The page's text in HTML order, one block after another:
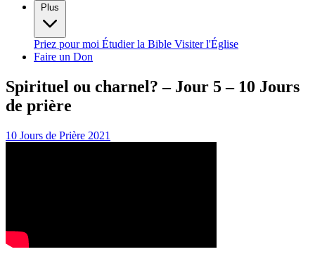
Plus
Priez pour moi Étudier la Bible Visiter l'Église
Faire un Don
Spirituel ou charnel? – Jour 5 – 10 Jours
de prière
10 Jours de Prière 2021